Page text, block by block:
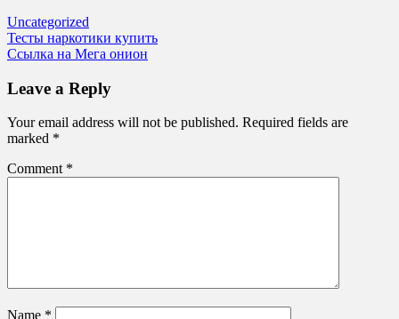
Uncategorized
Post
navigation
Тесты наркотики купить
Ссылка на Мега онион
Leave a Reply
Your email address will not be published. Required fields are
marked *
Comment *
Name *